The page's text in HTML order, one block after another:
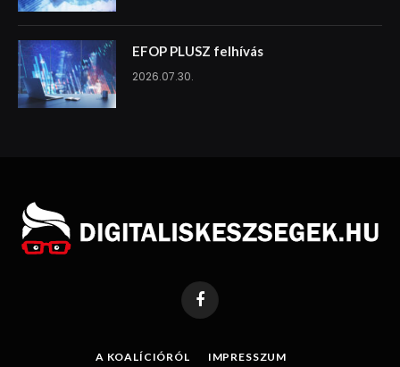
EFOP PLUSZ felhívás
2026.07.30.
Facebook
A KOALÍCIÓRÓL IMPRESSZUM